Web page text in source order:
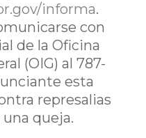
informa.
con
de la Oficina
(OIG) al 787-
esta
represalias
queja.